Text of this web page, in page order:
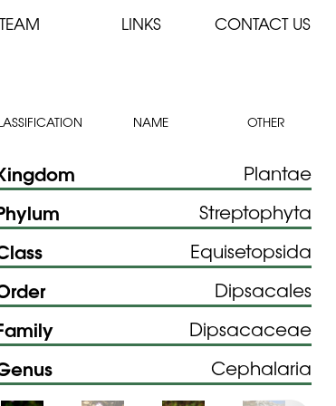
TEAM LINKS CONTACT US
NAME OTHER
Plantae
Streptophyta
Equisetopsida
Dipsacales
Dipsacaceae
Cephalaria